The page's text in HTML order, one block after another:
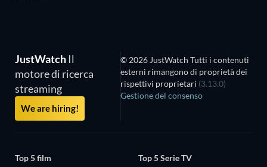
JustWatch Il
motore di ricerca
streaming
We are hiring!
© 2026 JustWatch Tutti i contenuti
esterni rimangono di proprietà dei
rispettivi proprietari (3.13.0)
Gestione del consenso
Top 5 film
Top 5 Serie TV